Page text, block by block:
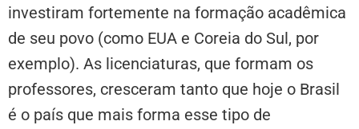
investiram fortemente na formação acadêmica
de seu povo (como EUA e Coreia do Sul, por
exemplo). As licenciaturas, que formam os
professores, cresceram tanto que hoje o Brasil
é o país que mais forma esse tipo de